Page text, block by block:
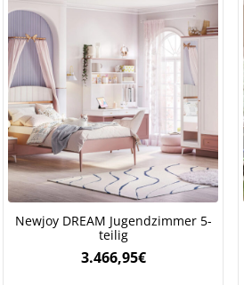
Newjoy DREAM Jugendzimmer 5-
teilig
3.466,95€